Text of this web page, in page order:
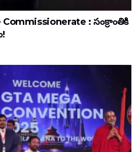
: సంక్రాంతికి